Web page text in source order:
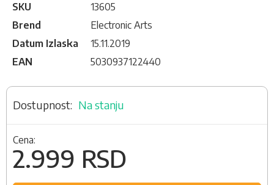
SKU
13605
Brend
Electronic Arts
Datum Izlaska
15.11.2019
EAN
5030937122440
Na stanju
Cena:
2.999 RSD